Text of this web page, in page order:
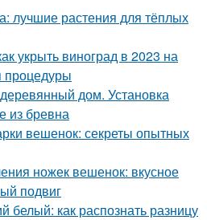
лучшие растения для тёплых
укрыть виноград в 2023 на
процедуры
дом. Установка
из бревна
вешенок: секреты опытных
ножек вешенок: вкусное
подвиг
как распознать разницу